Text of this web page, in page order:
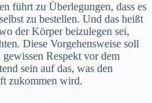
führt zu Überlegungen, dass es
zu bestellen. Und das heißt
der Körper beizulegen sei,
Diese Vorgehensweise soll
Respekt vor dem
sein auf das, was den
zukommen wird.